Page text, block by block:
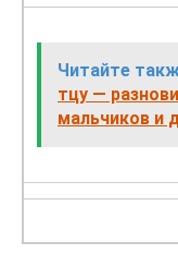
Читайте
тцу —
мальчиков и